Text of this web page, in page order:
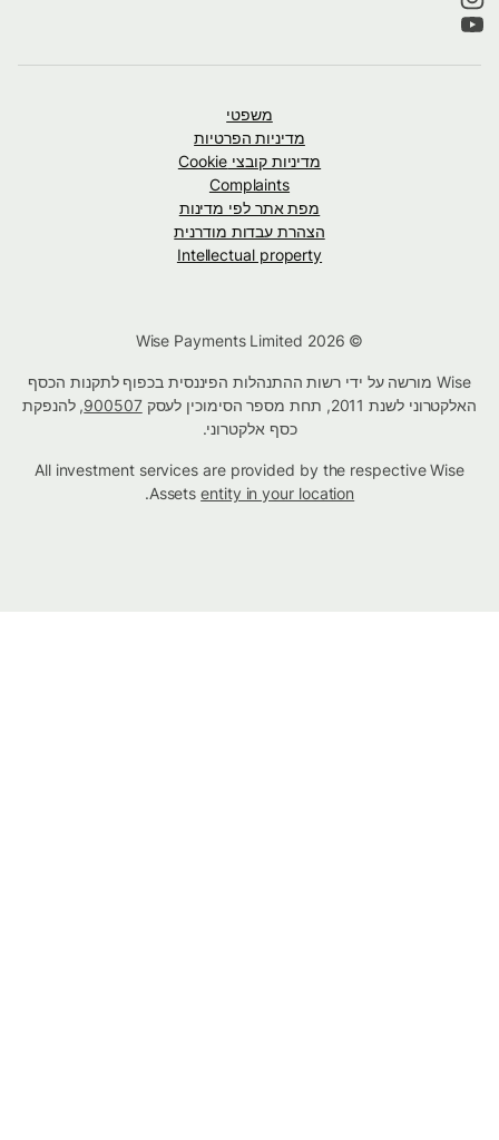
משפטי
מדיניות הפרטיות
מדיניות קובצי Cookie
Complaints
מפת אתר לפי מדינות
הצהרת עבדות מודרנית
Intellectual property
Wise מורשה על ידי רשות ההתנהלות הפיננסית בכפוף לתקנות הכסף
האלקטרוני לשנת 2011, תחת מספר הסימוכין לעסק
900507, להנפקת
כסף אלקטרוני.
All investment services are provided by the respective Wise
Assetsentity in your location
.